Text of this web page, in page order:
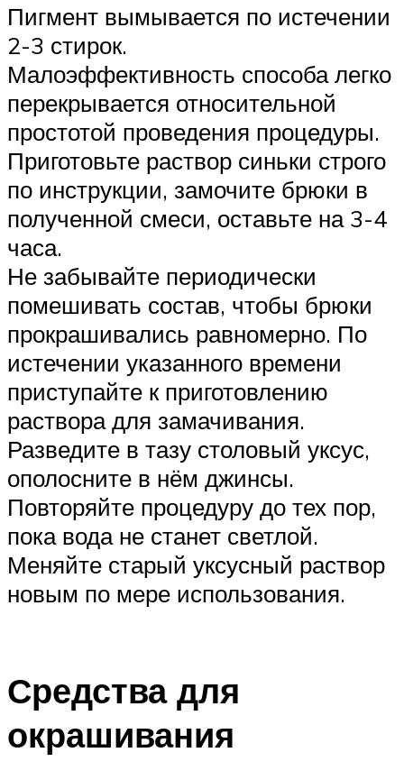
Пигмент вымывается по истечении
2-3 стирок.
Малоэффективность способа легко
перекрывается относительной
простотой проведения процедуры.
Приготовьте раствор синьки строго
по инструкции, замочите брюки в
полученной смеси, оставьте на 3-4
часа.
Не забывайте периодически
помешивать состав, чтобы брюки
прокрашивались равномерно. По
истечении указанного времени
приступайте к приготовлению
раствора для замачивания.
Разведите в тазу столовый уксус,
ополосните в нём джинсы.
Повторяйте процедуру до тех пор,
пока вода не станет светлой.
Меняйте старый уксусный раствор
новым по мере использования.
Средства для
окрашивания